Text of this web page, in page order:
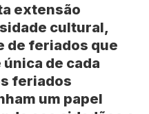
extensão
cultural,
de feriados que
de cada
feriados
um papel